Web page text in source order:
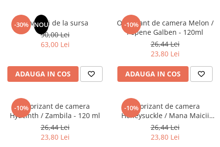
Medicina & Farmacie
Medicina Pentru Toti
Sport
Terapii Alternative
AudioBook
Beletristica
Biografii, Memorii, Jurnale
-30% NOU
Revelatii de la sursa
90,00 Lei
63,00 Lei
ADAUGA IN COS
-10%
Odorizant de camera Melon /
Pepene Galben - 120ml
26,44 Lei
23,80 Lei
ADAUGA IN COS
-10%
Odorizant de camera
Hyacinth / Zambila - 120 ml
26,44 Lei
23,80 Lei
-10%
Odorizant de camera
Honeysuckle / Mana Maicii
Domnului - 120 ml
26,44 Lei
23,80 Lei